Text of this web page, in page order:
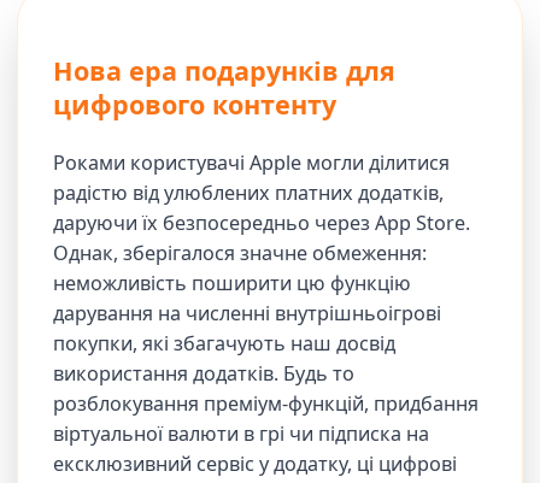
Нова ера подарунків для
цифрового контенту
Роками користувачі Apple могли ділитися
радістю від улюблених платних додатків,
даруючи їх безпосередньо через App Store.
Однак, зберігалося значне обмеження:
неможливість поширити цю функцію
дарування на численні внутрішньоігрові
покупки, які збагачують наш досвід
використання додатків. Будь то
розблокування преміум-функцій, придбання
віртуальної валюти в грі чи підписка на
ексклюзивний сервіс у додатку, ці цифрові